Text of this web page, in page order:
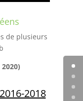
de plusieurs
2018